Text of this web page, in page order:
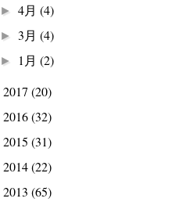
►4月(4)
►3月(4)
► 1月(2)
2017 (20)
2016(32)
2015 (31)
2014(22)
2013 (65)